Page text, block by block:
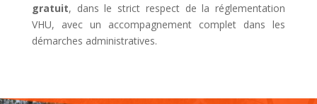
gratuit, dans le strict respect de la réglementation
VHU, avec un accompagnement complet dans les
démarches administratives.